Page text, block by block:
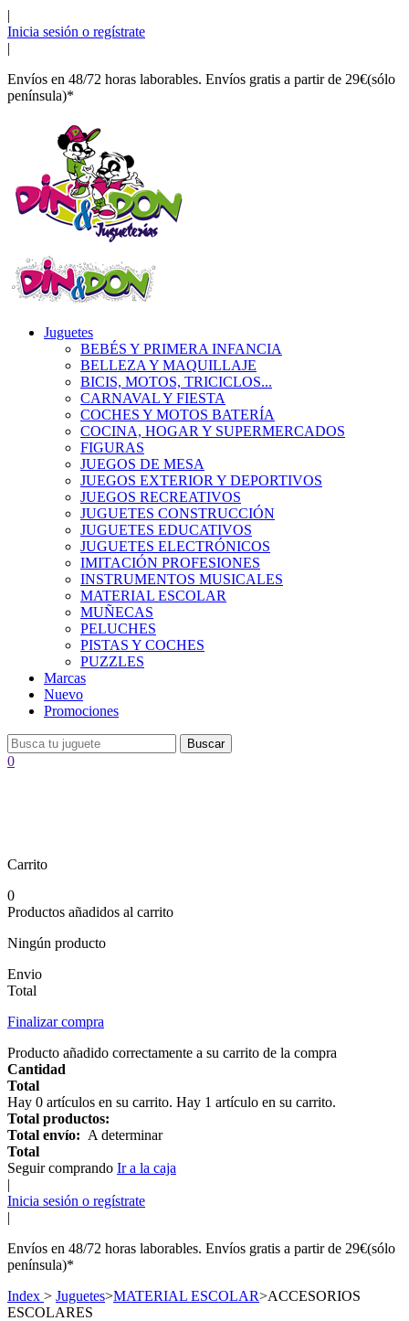
|
Inicia sesión o regístrate
|
Envíos en 48/72 horas laborables. Envíos gratis a partir de 29€(sólo
península)*
Juguetes
BEBÉS Y PRIMERA INFANCIA
BELLEZA Y MAQUILLAJE
BICIS, MOTOS, TRICICLOS...
CARNAVAL Y FIESTA
COCHES Y MOTOS BATERÍA
COCINA, HOGAR Y SUPERMERCADOS
FIGURAS
JUEGOS DE MESA
JUEGOS EXTERIOR Y DEPORTIVOS
JUEGOS RECREATIVOS
JUGUETES CONSTRUCCIÓN
JUGUETES EDUCATIVOS
JUGUETES ELECTRÓNICOS
IMITACIÓN PROFESIONES
INSTRUMENTOS MUSICALES
MATERIAL ESCOLAR
MUÑECAS
PELUCHES
PISTAS Y COCHES
PUZZLES
Marcas
Nuevo
Promociones
Buscar
0
Carrito
0
Productos añadidos al carrito
Ningún producto
Envio
Total
Finalizar compra
Producto añadido correctamente a su carrito de la compra
Cantidad
Total
Hay 0 artículos en su carrito. Hay 1 artículo en su carrito.
Total productos:
Total envío: A determinar
Total
Seguir comprando Ir a la caja
|
Inicia sesión o regístrate
|
Envíos en 48/72 horas laborables. Envíos gratis a partir de 29€(sólo
península)*
Index > Juguetes>MATERIAL ESCOLAR>ACCESORIOS
ESCOLARES